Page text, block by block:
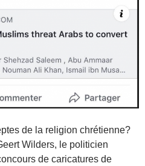
de la religion chrétienne?
Wilders, le politicien
de caricatures de